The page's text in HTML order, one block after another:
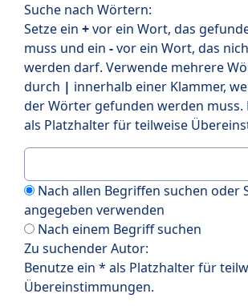
Suche nach Wörtern:
Setze ein +vor ein Wort, das
muss und ein -vor ein Wort, das
werden darf. Verwende mehrere
durch | innerhalb einer Klammer,
der Wörter gefunden werden muss.
als Platzhalter für teilweise
Nach allen Begriffen suchen oder
angegeben verwenden
Nach einem Begriff suchen
Zu suchender Autor:
Benutze ein * als Platzhalter für
Übereinstimmungen.